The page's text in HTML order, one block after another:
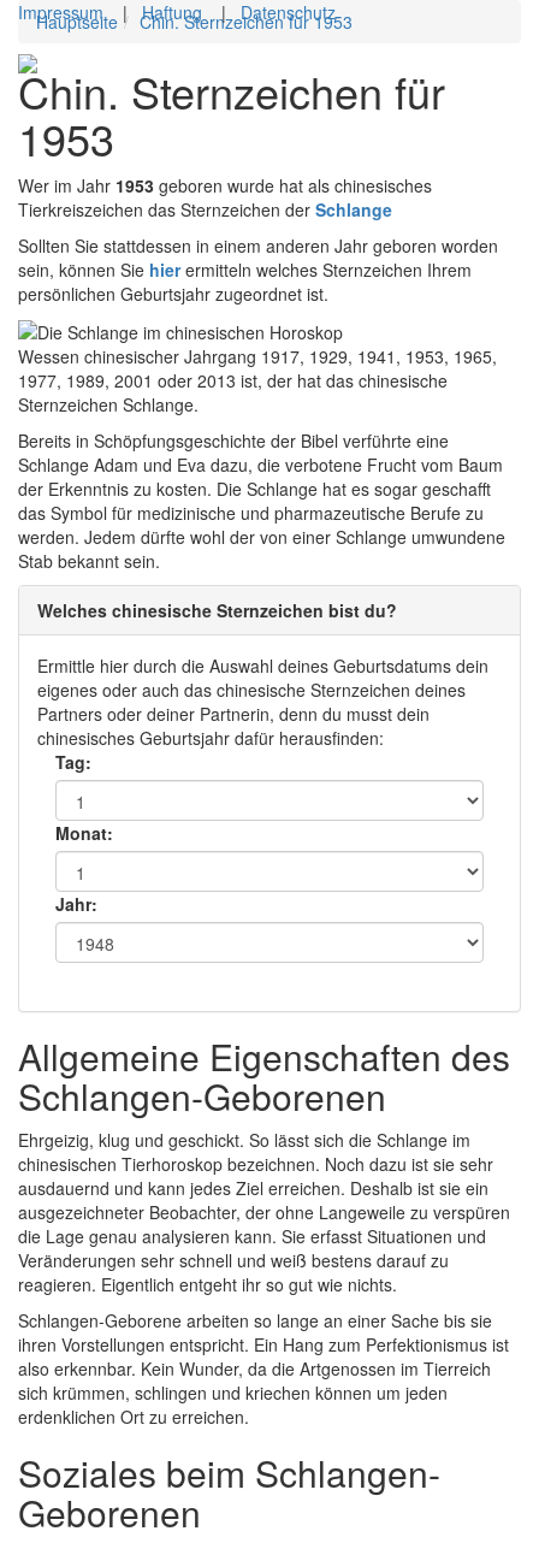
Impressum|Haftung | Datenschutz
Hauptseite Chin. Sternzeichen für 1953
Chin. Sternzeichen für
1953
Wer im Jahr 1953 geboren wurde hat als chinesisches
Tierkreiszeichen das Sternzeichen der Schlange
Sollten Sie stattdessen in einem anderen Jahr geboren worden
sein, können Sie hierermitteln welches Sternzeichen Ihrem
persönlichen Geburtsjahr zugeordnet ist.
Wessen chinesischer Jahrgang 1917, 1929, 1941, 1953, 1965,
1977, 1989, 2001 oder 2013 ist, der hat das chinesische
Sternzeichen Schlange.
Bereits in Schöpfungsgeschichte der Bibel verführte eine
Schlange Adam und Eva dazu, die verbotene Frucht vom Baum
der Erkenntnis zu kosten. Die Schlange hat es sogar geschafft
das Symbol für medizinische und pharmazeutische Berufe zu
werden. Jedem dürfte wohl der von einer Schlange umwundene
Stab bekannt sein.
Welches chinesische Sternzeichen bist du?
Ermittle hier durch die Auswahl deines Geburtsdatums dein
eigenes oder auch das chinesische Sternzeichen deines
Partners oder deiner Partnerin, denn du musst dein
chinesisches Geburtsjahr dafür herausfinden:
Tag:
Monat:
Jahr:
Allgemeine Eigenschaften des
Schlangen-Geborenen
Ehrgeizig, klug und geschickt. So lässt sich die Schlange im
chinesischen Tierhoroskop bezeichnen. Noch dazu ist sie sehr
ausdauernd und kann jedes Ziel erreichen. Deshalb ist sie ein
ausgezeichneter Beobachter, der ohne Langeweile zu verspüren
die Lage genau analysieren kann. Sie erfasst Situationen und
Veränderungen sehr schnell und weiß bestens darauf zu
reagieren. Eigentlich entgeht ihr so gut wie nichts.
Schlangen-Geborene arbeiten so lange an einer Sache bis sie
ihren Vorstellungen entspricht. Ein Hang zum Perfektionismus ist
also erkennbar. Kein Wunder, da die Artgenossen im Tierreich
sich krümmen, schlingen und kriechen können um jeden
erdenklichen Ort zu erreichen.
Soziales beim Schlangen-
Geborenen